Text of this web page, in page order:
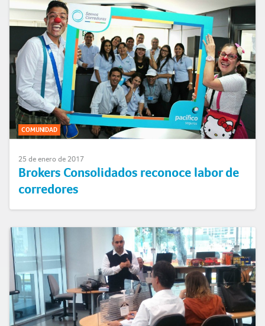
COMUNIDAD
25 de enero de 2017
Brokers Consolidados reconoce labor de
corredores